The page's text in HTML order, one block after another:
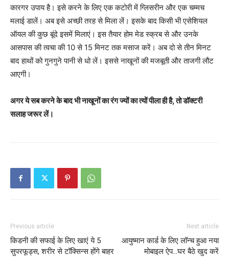
कारगर उपाय है। इसे करने के लिए एक कटोरी में ग्लिसरीन और एक चम्मच
मलाई डालें। अब इसे अच्छी तरह से मिला लें। इसके बाद किसी भी एसेशियल
ऑयल की कुछ बूंदे इसमें मिलाएं। इस तैयार होम मेड स्क्रब से और उनके
आसपास की त्वचा की 10 से 15 मिनट तक मसाज करें। अब दो से तीन मिनट
बाद हाथों को गुनगुने पानी से धो लें। इससे नाखूनों की मजबूती और ताजगी लौट
आएगी।
अगर ये सब करने के बाद भी नाखूनों का रंग ज्यों का त्यों पीला ही है, तो डॉक्टरी
सलाह जरूर लें।
Previous article
किडनी की सफाई के लिए खाएं ये 5
सुपरफूड्स, शरीर से टॉक्सिन्स होंगे बाहर
Next article
आयुष्मान कार्ड के लिए लॉन्च हुआ नया
मोबाइल ऐप…घर बैठे खुद करें